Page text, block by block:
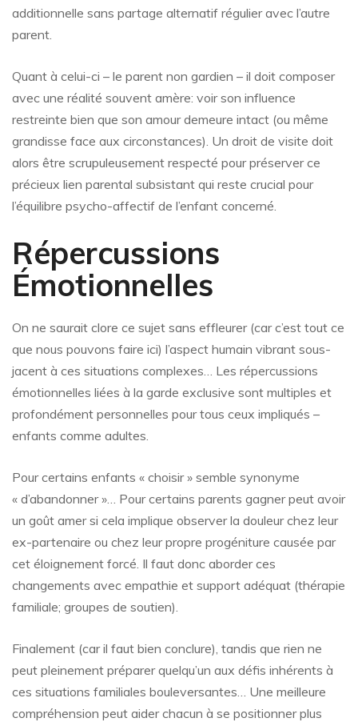
additionnelle sans partage alternatif régulier avec l’autre
parent.
Quant à celui-ci – le parent non gardien – il doit composer
avec une réalité souvent amère: voir son influence
restreinte bien que son amour demeure intact (ou même
grandisse face aux circonstances). Un droit de visite doit
alors être scrupuleusement respecté pour préserver ce
précieux lien parental subsistant qui reste crucial pour
l’équilibre psycho-affectif de l’enfant concerné.
Répercussions
Émotionnelles
On ne saurait clore ce sujet sans effleurer (car c’est tout ce
que nous pouvons faire ici) l’aspect humain vibrant sous-
jacent à ces situations complexes… Les répercussions
émotionnelles liées à la garde exclusive sont multiples et
profondément personnelles pour tous ceux impliqués –
enfants comme adultes.
Pour certains enfants « choisir » semble synonyme
« d’abandonner »… Pour certains parents gagner peut avoir
un goût amer si cela implique observer la douleur chez leur
ex-partenaire ou chez leur propre progéniture causée par
cet éloignement forcé. Il faut donc aborder ces
changements avec empathie et support adéquat (thérapie
familiale; groupes de soutien).
Finalement (car il faut bien conclure), tandis que rien ne
peut pleinement préparer quelqu’un aux défis inhérents à
ces situations familiales bouleversantes… Une meilleure
compréhension peut aider chacun à se positionner plus